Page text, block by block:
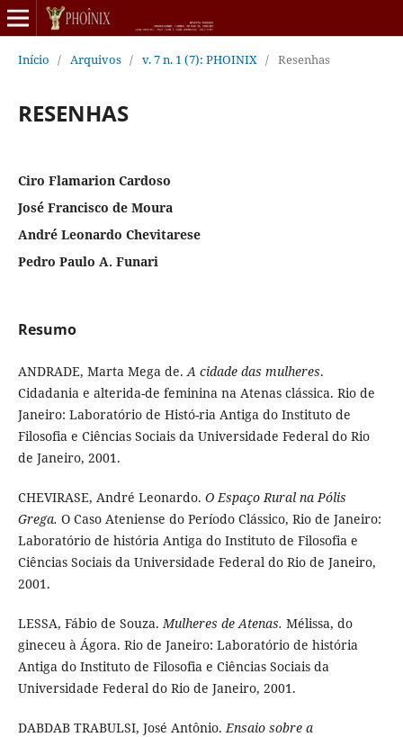
Início / Arquivos / v. 7 n. 1 (7): PHOINIX / Resenhas
RESENHAS
Ciro Flamarion Cardoso
José Francisco de Moura
André Leonardo Chevitarese
Pedro Paulo A. Funari
Resumo
ANDRADE, Marta Mega de.A cidade das mulheres.
Cidadania e alterida-de feminina na Atenas clássica. Rio de
Janeiro: Laboratório de Histó-ria Antiga do Instituto de
Filosofia e Ciências Sociais da Universidade Federal do Rio
de Janeiro, 2001.
CHEVIRASE, André Leonardo. O Espaço Rural na Pólis
Grega. O Caso Ateniense do Período Clássico, Rio de Janeiro:
Laboratório de história Antiga do Instituto de Filosofia e
Ciências Sociais da Universidade Federal do Rio de Janeiro,
2001.
LESSA, Fábio de Souza. Mulheres de Atenas. Mélissa, do
gineceu à Ágora. Rio de Janeiro: Laboratório de história
Antiga do Instituto de Filosofia e Ciências Sociais da
Universidade Federal do Rio de Janeiro, 2001.
DABDAB TRABULSI, José Antônio.Ensaio sobre a